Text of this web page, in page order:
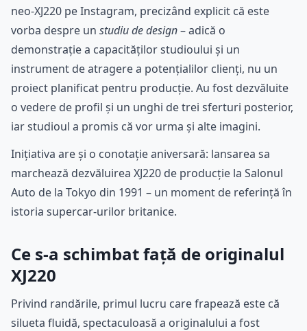
neo-XJ220 pe Instagram, precizând explicit că este
vorba despre un studiu de design– adică o
demonstrație a capacităților studioului și un
instrument de atragere a potențialilor clienți, nu un
proiect planificat pentru producție. Au fost dezvăluite
o vedere de profil și un unghi de trei sferturi posterior,
iar studioul a promis că vor urma și alte imagini.
Inițiativa are și o conotație aniversară: lansarea sa
marchează dezvăluirea XJ220 de producție la Salonul
Auto de la Tokyo din 1991 – un moment de referință în
istoria supercar-urilor britanice.
Ce s-a schimbat față de originalul
XJ220
Privind randările, primul lucru care frapează este că
silueta fluidă, spectaculoasă a originalului a fost